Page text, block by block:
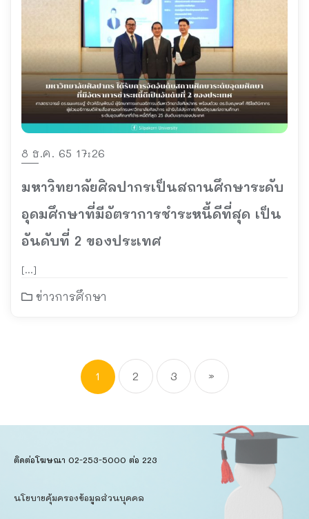
8 ธ.ค. 65 17:26
มหาวิทยาลัยศิลปากรเป็นสถานศึกษาระดับ
อุดมศึกษาที่มีอัตราการชำระหนี้ดีที่สุด เป็น
อันดับที่ 2 ของประเทศ
[…]
ข่าวการศึกษา
1 2 3 »
ติดต่อโฆษณา 02-253-5000​ ต่อ 223
นโยบายคุ้มครองข้อมูลส่วนบุคคล​